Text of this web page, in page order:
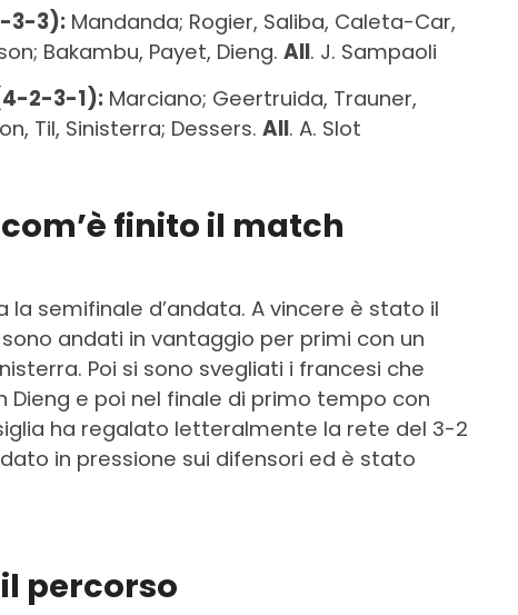
3-3): Mandanda; Rogier, Saliba, Caleta-Car,
Bakambu, Payet, Dieng. All. J. Sampaoli
2-3-1): Marciano; Geertruida, Trauner,
Til, Sinisterra; Dessers. All. A. Slot
finito il match
semifinale d’andata. A vincere è stato il
andati in vantaggio per primi con un
Poi si sono svegliati i francesi che
e poi nel finale di primo tempo con
ha regalato letteralmente la rete del 3-2
in pressione sui difensori ed è stato
percorso